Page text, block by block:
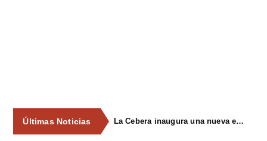
Últimas Noticias La Cebera inaugura una nueva edición de su ciclo cultural con propuestas para todos los públicos